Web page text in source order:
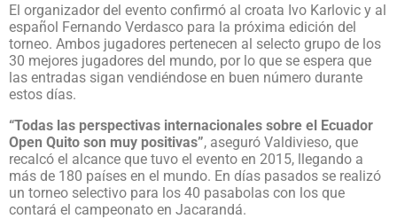
El organizador del evento confirmó al croata Ivo Karlovic y al
español Fernando Verdasco para la próxima edición del
torneo. Ambos jugadores pertenecen al selecto grupo de los
30 mejores jugadores del mundo, por lo que se espera que
las entradas sigan vendiéndose en buen número durante
estos días.
“Todas las perspectivas internacionales sobre el Ecuador
Open Quito son muy positivas”, aseguró Valdivieso, que
recalcó el alcance que tuvo el evento en 2015, llegando a
más de 180 países en el mundo. En días pasados se realizó
un torneo selectivo para los 40 pasabolas con los que
contará el campeonato en Jacarandá.